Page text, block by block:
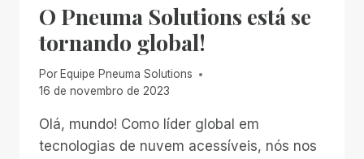
O Pneuma Solutions está se
tornando global!
Por Equipe Pneuma Solutions
16 de novembro de 2023
Olá, mundo! Como líder global em
tecnologias de nuvem acessíveis, nós nos